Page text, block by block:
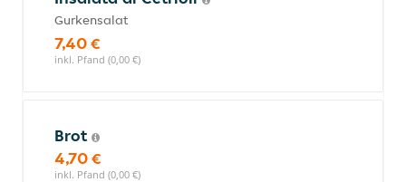
Gurkensalat
7,40 €
inkl. Pfand (0,00 €)
Brot
4,70 €
inkl. Pfand (0,00 €)